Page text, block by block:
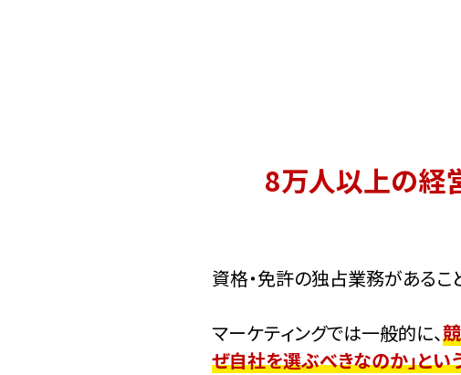
8万人以上の経
資格・免許の独占業務があるこ
マーケティングでは一般的に、
ぜ自社を選ぶべきなのか」と